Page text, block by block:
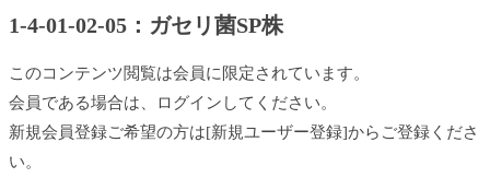
1-4-01-02-05：ガセリ菌SP株
このコンテンツ閲覧は会員に限定されています。
会員である場合は、ログインしてください。
新規会員登録ご希望の方は[新規ユーザー登録]からご登録くださ
い。